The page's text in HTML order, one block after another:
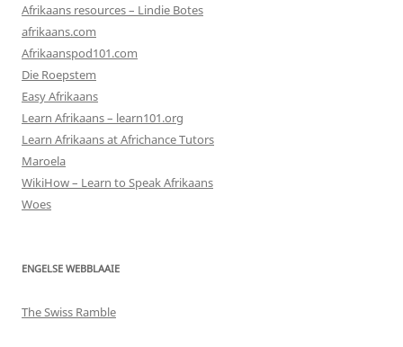
Afrikaans resources – Lindie Botes
afrikaans.com
Afrikaanspod101.com
Die Roepstem
Easy Afrikaans
Learn Afrikaans – learn101.org
Learn Afrikaans at Africhance Tutors
Maroela
WikiHow – Learn to Speak Afrikaans
Woes
ENGELSE WEBBLAAIE
The Swiss Ramble